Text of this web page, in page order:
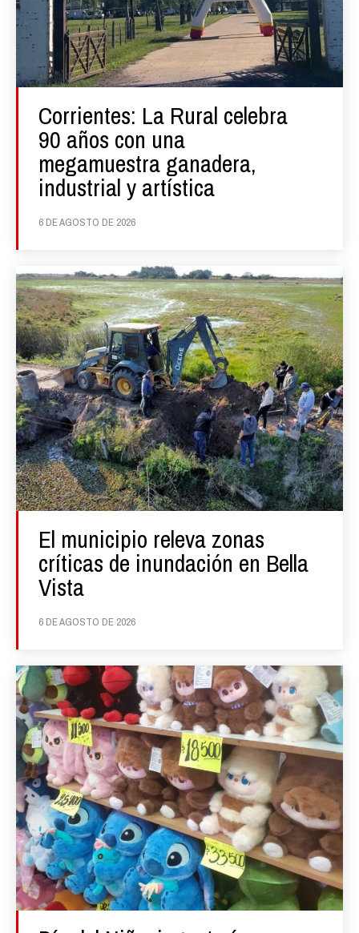
Corrientes: La Rural celebra
90 años con una
megamuestra ganadera,
industrial y artística
6 DE AGOSTO DE 2026
El municipio releva zonas
críticas de inundación en Bella
Vista
6 DE AGOSTO DE 2026